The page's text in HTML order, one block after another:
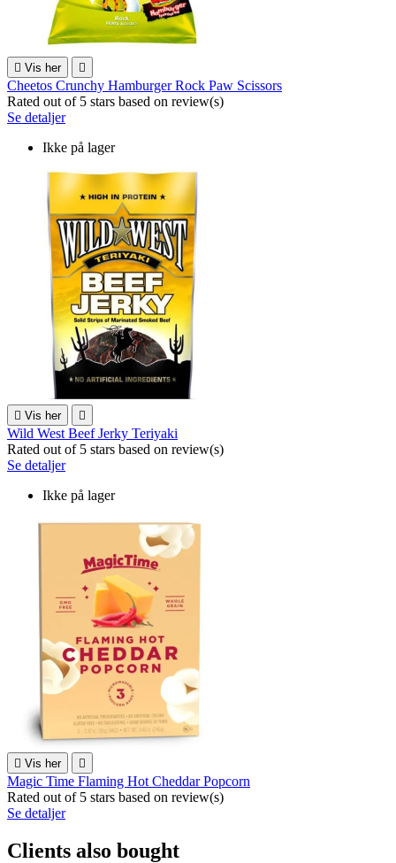
 Vis her 
Cheetos Crunchy Hamburger Rock Paw Scissors
Rated out of 5 stars based on review(s)
Se detaljer
Ikke på lager
 Vis her 
Wild West Beef Jerky Teriyaki
Rated out of 5 stars based on review(s)
Se detaljer
Ikke på lager
 Vis her 
Magic Time Flaming Hot Cheddar Popcorn
Rated out of 5 stars based on review(s)
Se detaljer
Clients also bought